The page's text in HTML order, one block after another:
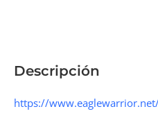
Descripción
https://